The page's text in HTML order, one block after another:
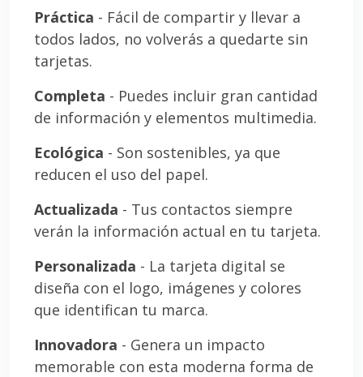
Práctica - Fácil de compartir y llevar a
todos lados, no volverás a quedarte sin
tarjetas.
Completa - Puedes incluir gran cantidad
de información y elementos multimedia.
Ecológica - Son sostenibles, ya que
reducen el uso del papel.
Actualizada - Tus contactos siempre
verán la información actual en tu tarjeta.
Personalizada - La tarjeta digital se
diseña con el logo, imágenes y colores
que identifican tu marca.
Innovadora - Genera un impacto
memorable con esta moderna forma de